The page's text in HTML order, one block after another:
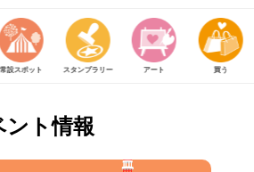
スタンプラリー アート 買う 体験する
ント情報